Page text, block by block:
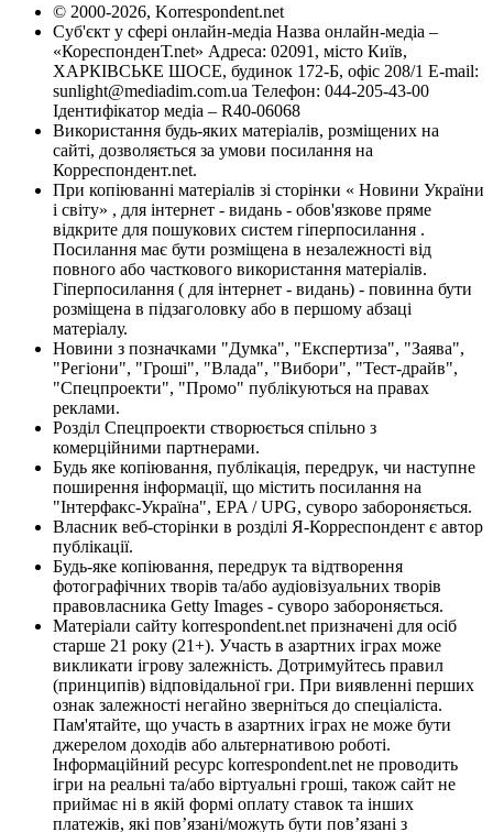
© 2000-2026, Korrespondent.net
Суб'єкт у сфері онлайн-медіа Назва онлайн-медіа –
«КореспонденТ.net» Адреса: 02091, місто Київ,
ХАРКІВСЬКЕ ШОСЕ, будинок 172-Б, офіс 208/1 E-mail:
sunlight@mediadim.com.ua Телефон: 044-205-43-00
Ідентифікатор медіа – R40-06068
Використання будь-яких матеріалів, розміщених на
сайті, дозволяється за умови посилання на
Корреспондент.net.
При копіюванні матеріалів зі сторінки « Новини України
і світу» , для інтернет - видань - обов'язкове пряме
відкрите для пошукових систем гіперпосилання .
Посилання має бути розміщена в незалежності від
повного або часткового використання матеріалів.
Гіперпосилання ( для інтернет - видань) - повинна бути
розміщена в підзаголовку або в першому абзаці
матеріалу.
Новини з позначками "Думка", "Експертиза", "Заява",
"Регіони", "Гроші", "Влада", "Вибори", "Тест-драйв",
"Спецпроекти", "Промо" публікуються на правах
реклами.
Розділ Спецпроекти створюється спільно з
комерційними партнерами.
Будь яке копіювання, публікація, передрук, чи наступне
поширення інформації, що містить посилання на
"Інтерфакс-Україна", EPA / UPG, суворо забороняється.
Власник веб-сторінки в розділі Я-Корреспондент є автор
публікації.
Будь-яке копіювання, передрук та відтворення
фотографічних творів та/або аудіовізуальних творів
правовласника Getty Images - суворо забороняється.
Матеріали сайту korrespondent.net призначені для осіб
старше 21 року (21+). Участь в азартних іграх може
викликати ігрову залежність. Дотримуйтесь правил
(принципів) відповідальної гри. При виявленні перших
ознак залежності негайно зверніться до спеціаліста.
Пам'ятайте, що участь в азартних іграх не може бути
джерелом доходів або альтернативою роботі.
Інформаційний ресурс korrespondent.net не проводить
ігри на реальні та/або віртуальні гроші, також сайт не
приймає ні в якій формі оплату ставок та інших
платежів, які пов’язані/можуть бути пов’язані з